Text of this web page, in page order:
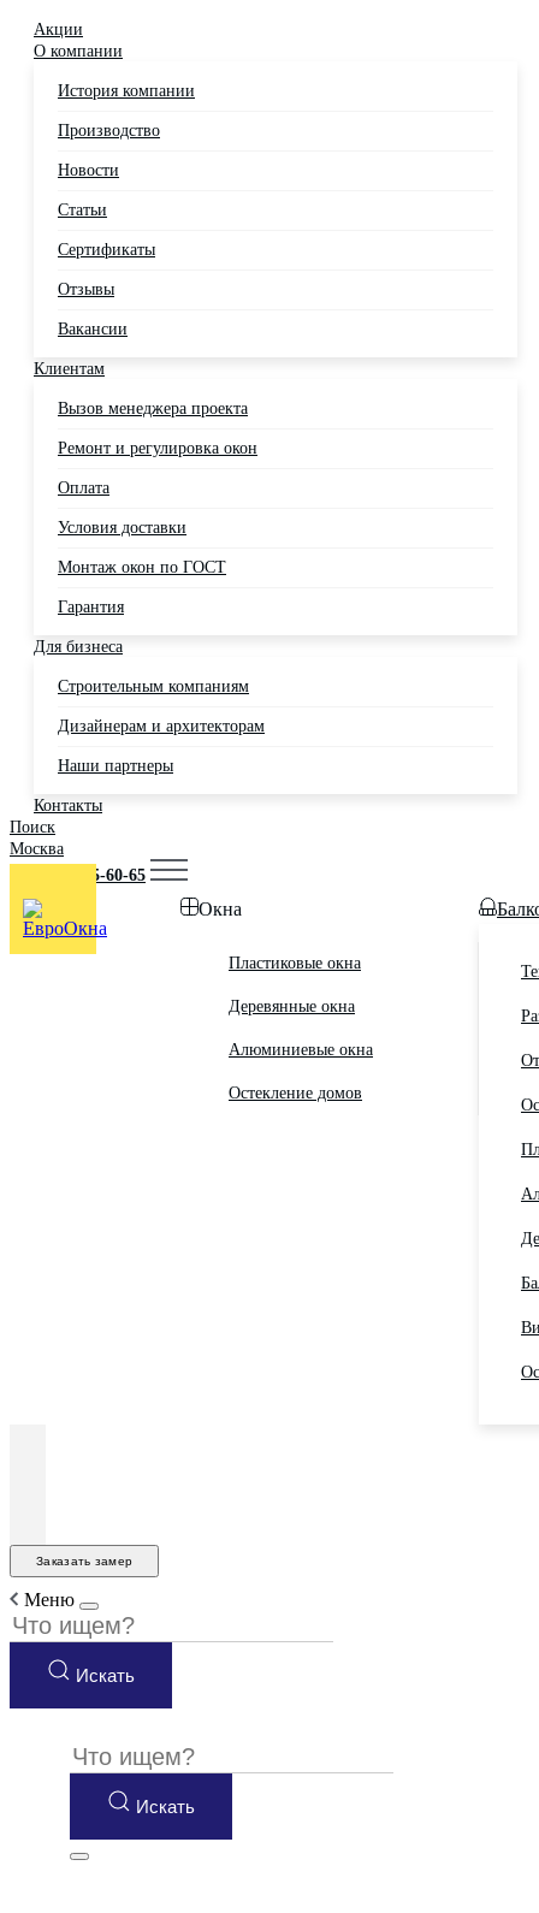
Акции
О компании
История компании
Производство
Новости
Статьи
Сертификаты
Отзывы
Вакансии
Клиентам
Вызов менеджера проекта
Ремонт и регулировка окон
Оплата
Условия доставки
Монтаж окон по ГОСТ
Гарантия
Для бизнеса
Строительным компаниям
Дизайнерам и архитекторам
Наши партнеры
Контакты
Поиск
Москва
+7 (495) 725-60-65
Окна
Пластиковые окна
Деревянные окна
Алюминиевые окна
Остекление домов
Заказать замер
Меню
Искать
Искать